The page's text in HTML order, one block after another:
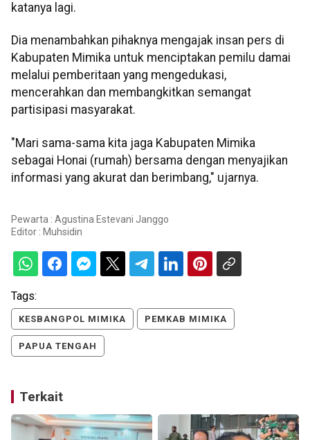
katanya lagi.
Dia menambahkan pihaknya mengajak insan pers di
Kabupaten Mimika untuk menciptakan pemilu damai
melalui pemberitaan yang mengedukasi,
mencerahkan dan membangkitkan semangat
partisipasi masyarakat.
"Mari sama-sama kita jaga Kabupaten Mimika
sebagai Honai (rumah) bersama dengan menyajikan
informasi yang akurat dan berimbang," ujarnya.
Pewarta : Agustina Estevani Janggo
Editor : Muhsidin
Tags:
KESBANGPOL MIMIKA PEMKAB MIMIKA
PAPUA TENGAH
Terkait